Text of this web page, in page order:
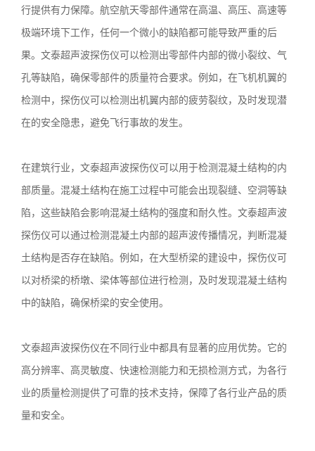
行提供有力保障。航空航天零部件通常在高温、高压、高速等
极端环境下工作，任何一个微小的缺陷都可能导致严重的后
果。文泰超声波探伤仪可以检测出零部件内部的微小裂纹、气
孔等缺陷，确保零部件的质量符合要求。例如，在飞机机翼的
检测中，探伤仪可以检测出机翼内部的疲劳裂纹，及时发现潜
在的安全隐患，避免飞行事故的发生。
在建筑行业，文泰超声波探伤仪可以用于检测混凝土结构的内
部质量。混凝土结构在施工过程中可能会出现裂缝、空洞等缺
陷，这些缺陷会影响混凝土结构的强度和耐久性。文泰超声波
探伤仪可以通过检测混凝土内部的超声波传播情况，判断混凝
土结构是否存在缺陷。例如，在大型桥梁的建设中，探伤仪可
以对桥梁的桥墩、梁体等部位进行检测，及时发现混凝土结构
中的缺陷，确保桥梁的安全使用。
文泰超声波探伤仪在不同行业中都具有显著的应用优势。它的
高分辨率、高灵敏度、快速检测能力和无损检测方式，为各行
业的质量检测提供了可靠的技术支持，保障了各行业产品的质
量和安全。